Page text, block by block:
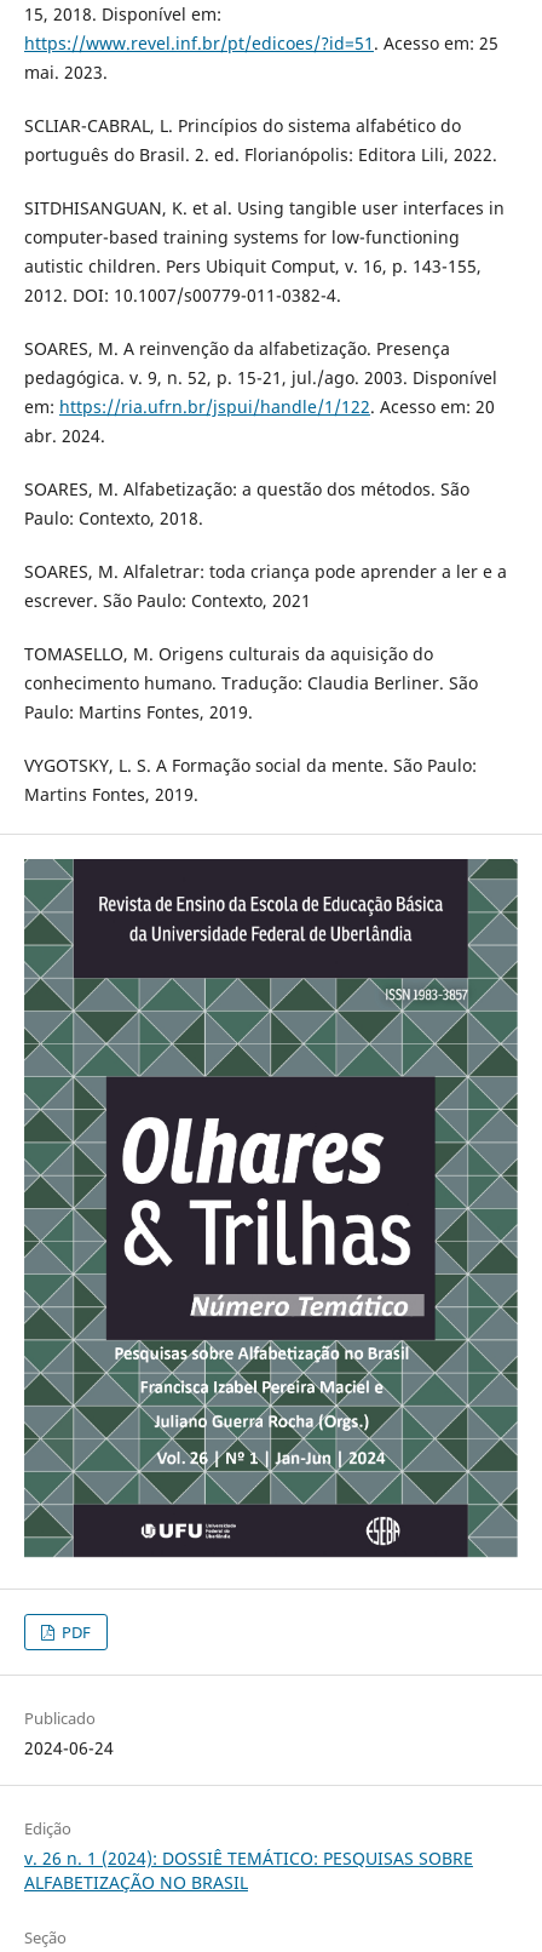
15, 2018. Disponível em:
https://www.revel.inf.br/pt/edicoes/?id=51 . Acesso em: 25
mai. 2023.
SCLIAR-CABRAL, L. Princípios do sistema alfabético do
português do Brasil. 2. ed. Florianópolis: Editora Lili, 2022.
SITDHISANGUAN, K. et al. Using tangible user interfaces in
computer-based training systems for low-functioning
autistic children. Pers Ubiquit Comput, v. 16, p. 143-155,
2012. DOI: 10.1007/s00779-011-0382-4.
SOARES, M. A reinvenção da alfabetização. Presença
pedagógica. v. 9, n. 52, p. 15-21, jul./ago. 2003. Disponível
em: https://ria.ufrn.br/jspui/handle/1/122. Acesso em: 20
abr. 2024.
SOARES, M. Alfabetização: a questão dos métodos. São
Paulo: Contexto, 2018.
SOARES, M. Alfaletrar: toda criança pode aprender a ler e a
escrever. São Paulo: Contexto, 2021
TOMASELLO, M. Origens culturais da aquisição do
conhecimento humano. Tradução: Claudia Berliner. São
Paulo: Martins Fontes, 2019.
VYGOTSKY, L. S. A Formação social da mente. São Paulo:
Martins Fontes, 2019.
PDF
Publicado
2024-06-24
Edição
v. 26 n. 1 (2024): DOSSIÊ TEMÁTICO: PESQUISAS SOBRE
ALFABETIZAÇÃO NO BRASIL
Seção